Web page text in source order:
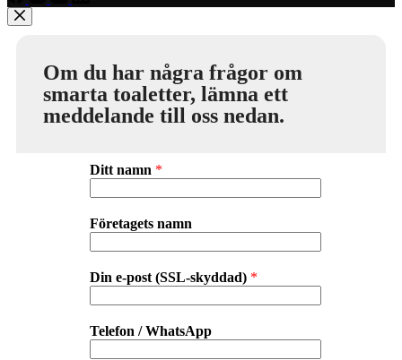
Om du har några frågor om
smarta toaletter, lämna ett
meddelande till oss nedan.
Ditt namn *
Företagets namn
Din e-post (SSL-skyddad) *
Telefon / WhatsApp